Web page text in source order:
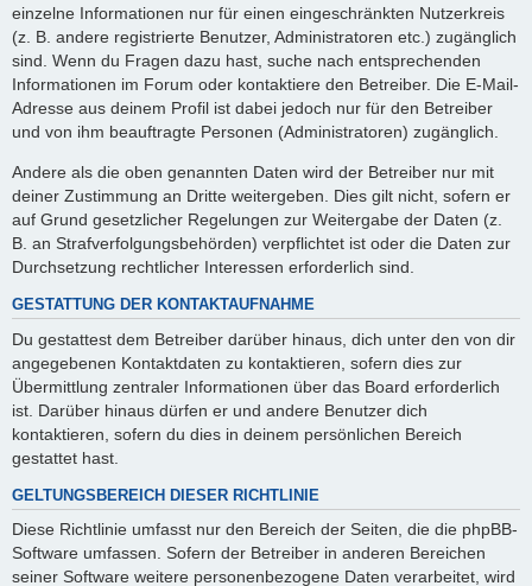
einzelne Informationen nur für einen eingeschränkten Nutzerkreis
(z. B. andere registrierte Benutzer, Administratoren etc.) zugänglich
sind. Wenn du Fragen dazu hast, suche nach entsprechenden
Informationen im Forum oder kontaktiere den Betreiber. Die E-Mail-
Adresse aus deinem Profil ist dabei jedoch nur für den Betreiber
und von ihm beauftragte Personen (Administratoren) zugänglich.
Andere als die oben genannten Daten wird der Betreiber nur mit
deiner Zustimmung an Dritte weitergeben. Dies gilt nicht, sofern er
auf Grund gesetzlicher Regelungen zur Weitergabe der Daten (z.
B. an Strafverfolgungsbehörden) verpflichtet ist oder die Daten zur
Durchsetzung rechtlicher Interessen erforderlich sind.
GESTATTUNG DER KONTAKTAUFNAHME
Du gestattest dem Betreiber darüber hinaus, dich unter den von dir
angegebenen Kontaktdaten zu kontaktieren, sofern dies zur
Übermittlung zentraler Informationen über das Board erforderlich
ist. Darüber hinaus dürfen er und andere Benutzer dich
kontaktieren, sofern du dies in deinem persönlichen Bereich
gestattet hast.
GELTUNGSBEREICH DIESER RICHTLINIE
Diese Richtlinie umfasst nur den Bereich der Seiten, die die phpBB-
Software umfassen. Sofern der Betreiber in anderen Bereichen
seiner Software weitere personenbezogene Daten verarbeitet, wird